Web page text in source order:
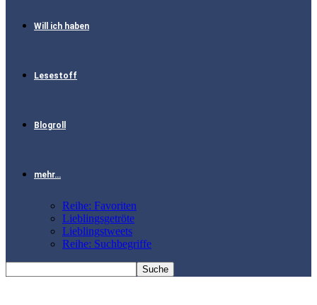
Will ich haben
Lesestoff
Blogroll
mehr…
Reihe: Favoriten
Lieblingsgetröte
Lieblingstweets
Reihe: Suchbegriffe